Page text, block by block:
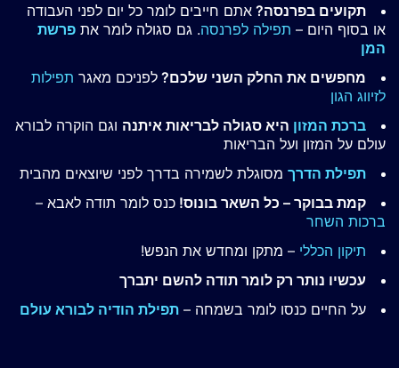
תקועים בפרנסה? אתם חייבים לומר כל יום לפני העבודה
או בסוף היום – תפילה לפרנסה. גם סגולה לומר את פרשת
המן
מחפשים את החלק השני שלכם? לפניכם מאגר תפילות
לזיווג הגון
ברכת המזון היא סגולה לבריאות איתנה וגם הוקרה לבורא
עולם על המזון ועל הבריאות
תפילת הדרך מסוגלת לשמירה בדרך לפני שיוצאים מהבית
קמת בבוקר – כל השאר בונוס! כנס לומר תודה לאבא –
ברכות השחר
תיקון הכללי – מתקן ומחדש את הנפש!
עכשיו נותר רק לומר תודה להשם יתברך
על החיים כנסו לומר בשמחה – תפילת הודיה לבורא עולם